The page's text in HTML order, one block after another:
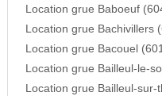
Location grue Baboeuf
Location grue Bachivillers
Location grue Bacouel
Location grue Bailleul-le-
Location grue Bailleul-sur-